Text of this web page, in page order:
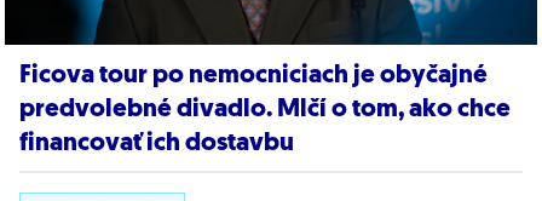
Ficova tour po nemocniciach je obyčajné
predvolebné divadlo. Mlčí o tom, ako chce
financovať ich dostavbu